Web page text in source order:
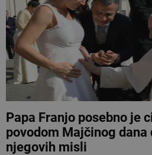
Papa Franjo posebno je
povodom Majčinog dana
njegovih misli